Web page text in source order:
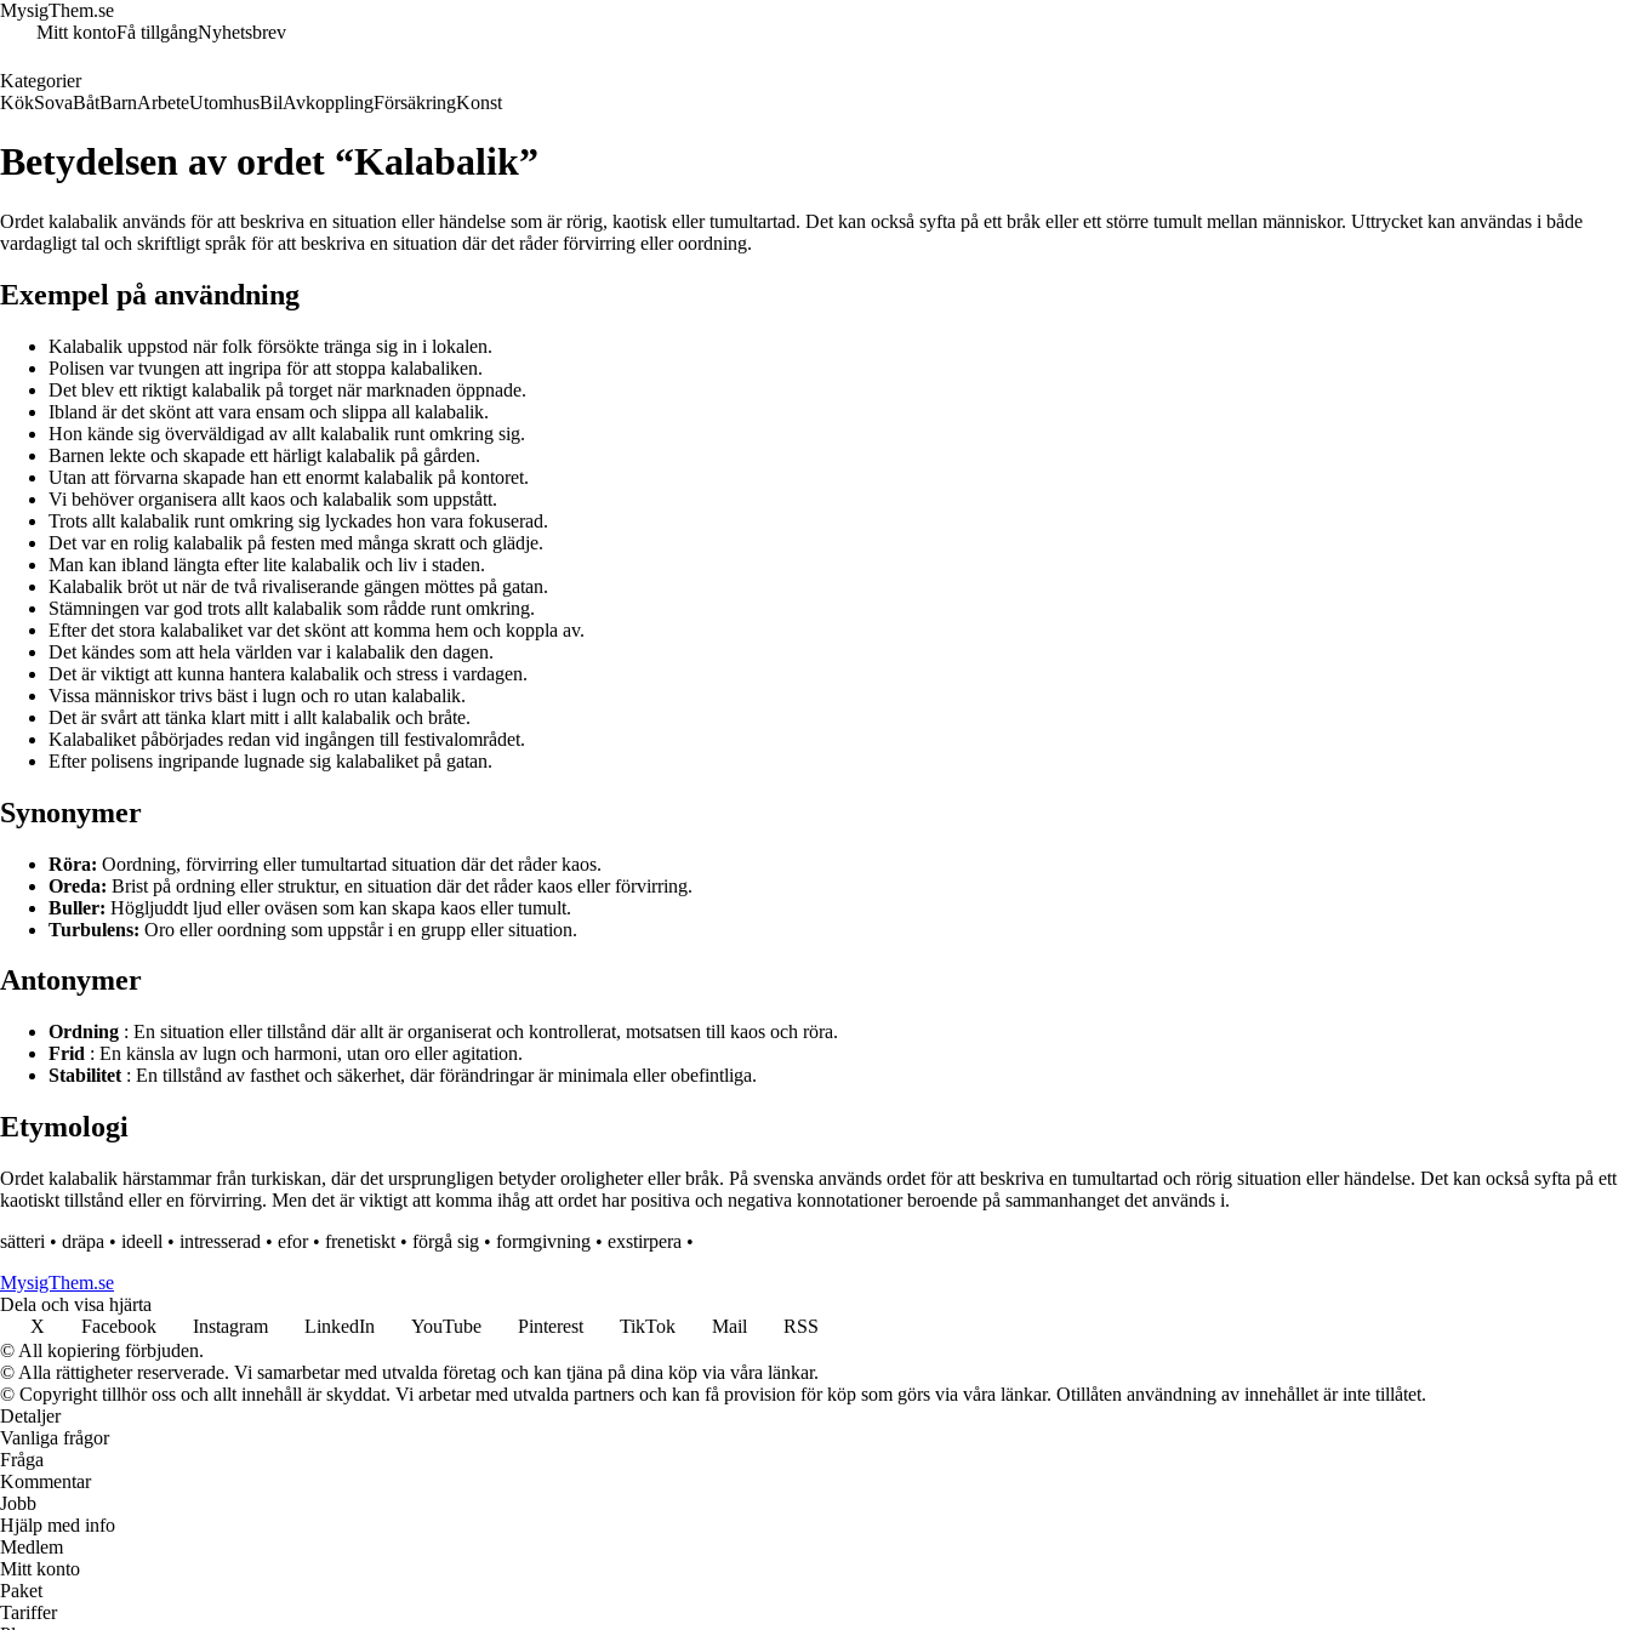
MysigThem.se
Mitt kontoFå tillgångNyhetsbrev
Kategorier
KökSovaBåtBarnArbeteUtomhusBilAvkopplingFörsäkringKonst
Betydelsen av ordet “Kalabalik”
Ordet kalabalik används för att beskriva en situation eller händelse som är rörig, kaotisk eller tumultartad. Det kan också syfta på ett bråk eller ett större tumult mellan människor. Uttrycket kan användas i både
vardagligt tal och skriftligt språk för att beskriva en situation där det råder förvirring eller oordning.
Exempel på användning
Kalabalik uppstod när folk försökte tränga sig in i lokalen.
Polisen var tvungen att ingripa för att stoppa kalabaliken.
Det blev ett riktigt kalabalik på torget när marknaden öppnade.
Ibland är det skönt att vara ensam och slippa all kalabalik.
Hon kände sig överväldigad av allt kalabalik runt omkring sig.
Barnen lekte och skapade ett härligt kalabalik på gården.
Utan att förvarna skapade han ett enormt kalabalik på kontoret.
Vi behöver organisera allt kaos och kalabalik som uppstått.
Trots allt kalabalik runt omkring sig lyckades hon vara fokuserad.
Det var en rolig kalabalik på festen med många skratt och glädje.
Man kan ibland längta efter lite kalabalik och liv i staden.
Kalabalik bröt ut när de två rivaliserande gängen möttes på gatan.
Stämningen var god trots allt kalabalik som rådde runt omkring.
Efter det stora kalabaliket var det skönt att komma hem och koppla av.
Det kändes som att hela världen var i kalabalik den dagen.
Det är viktigt att kunna hantera kalabalik och stress i vardagen.
Vissa människor trivs bäst i lugn och ro utan kalabalik.
Det är svårt att tänka klart mitt i allt kalabalik och bråte.
Kalabaliket påbörjades redan vid ingången till festivalområdet.
Efter polisens ingripande lugnade sig kalabaliket på gatan.
Synonymer
Röra: Oordning, förvirring eller tumultartad situation där det råder kaos.
Oreda: Brist på ordning eller struktur, en situation där det råder kaos eller förvirring.
Buller: Högljuddt ljud eller oväsen som kan skapa kaos eller tumult.
Turbulens: Oro eller oordning som uppstår i en grupp eller situation.
Antonymer
Ordning : En situation eller tillstånd där allt är organiserat och kontrollerat, motsatsen till kaos och röra.
Frid : En känsla av lugn och harmoni, utan oro eller agitation.
Stabilitet : En tillstånd av fasthet och säkerhet, där förändringar är minimala eller obefintliga.
Etymologi
Ordet kalabalik härstammar från turkiskan, där det ursprungligen betyder oroligheter eller bråk. På svenska används ordet för att beskriva en tumultartad och rörig situation eller händelse. Det kan också syfta på ett
kaotiskt tillstånd eller en förvirring. Men det är viktigt att komma ihåg att ordet har positiva och negativa konnotationer beroende på sammanhanget det används i.
sätteri • dräpa • ideell • intresserad • efor• frenetiskt • förgå sig • formgivning • exstirpera •
MysigThem.se
Dela och visa hjärta
X
Facebook Instagram LinkedIn YouTube Pinterest TikTok Mail
RSS
© All kopiering förbjuden.
© Alla rättigheter reserverade. Vi samarbetar med utvalda företag och kan tjäna på dina köp via våra länkar.
© Copyright tillhör oss och allt innehåll är skyddat. Vi arbetar med utvalda partners och kan få provision för köp som görs via våra länkar. Otillåten användning av innehållet är inte tillåtet.
Detaljer
Vanliga frågor
Fråga
Kommentar
Jobb
Hjälp med info
Medlem
Mitt konto
Paket
Tariffer